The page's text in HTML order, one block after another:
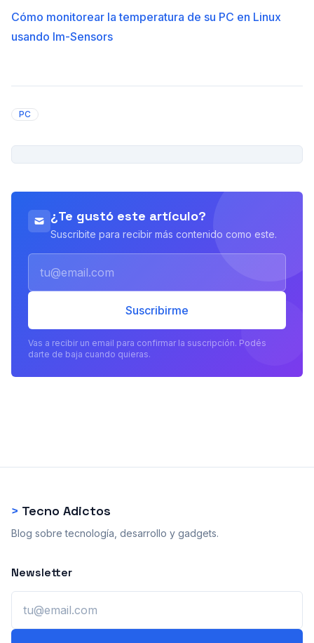
Cómo monitorear la temperatura de su PC en Linux
usando lm-Sensors
PC
¿Te gustó este artículo?
Suscribite para recibir más contenido como este.
Suscribirme
Vas a recibir un email para confirmar la suscripción. Podés
darte de baja cuando quieras.
> Tecno Adictos
Blog sobre tecnología, desarrollo y gadgets.
Newsletter